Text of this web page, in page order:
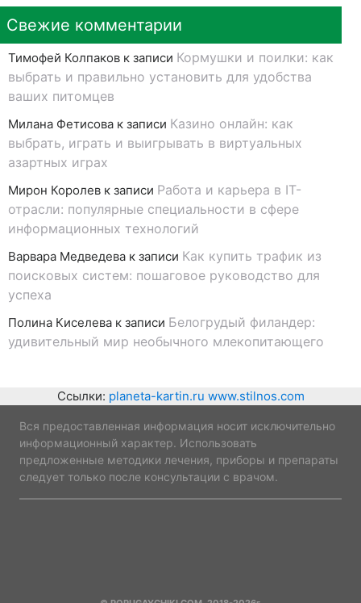
Свежие комментарии
Тимофей Колпаков к записи Кормушки и поилки: как
выбрать и правильно установить для удобства
ваших питомцев
Милана Фетисова к записи Казино онлайн: как
выбрать, играть и выигрывать в виртуальных
азартных играх
Мирон Королев к записи Работа и карьера в IT-
отрасли: популярные специальности в сфере
информационных технологий
Варвара Медведева к записи Как купить трафик из
поисковых систем: пошаговое руководство для
успеха
Полина Киселева к записи Белогрудый филандер:
удивительный мир необычного млекопитающего
Ссылки: planeta-kartin.ru www.stilnos.com
Вся предоставленная информация носит исключительно
информационный характер. Использовать
предложенные методики лечения, приборы и препараты
следует только после консультации с врачом.